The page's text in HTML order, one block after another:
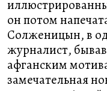
он потом
Солженицын, в
журналист,
афганским
замечательная